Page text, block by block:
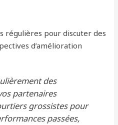
régulières pour discuter des
d’amélioration
des
partenaires
grossistes pour
passées,